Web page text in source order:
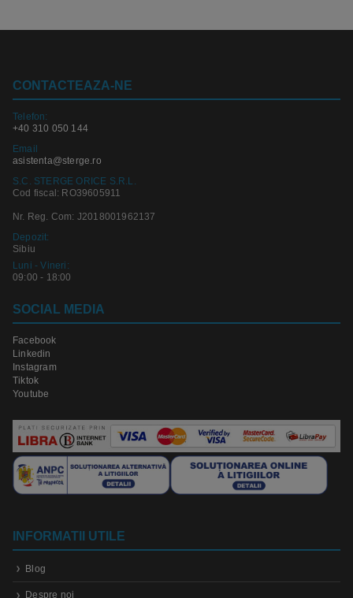
CONTACTEAZA-NE
Telefon:
+40 310 050 144
Email
asistenta@sterge.ro
S.C. STERGE ORICE S.R.L.
Cod fiscal: RO39605911
Nr. Reg. Com: J2018001962137
Depozit:
Sibiu
Luni - Vineri:
09:00 - 18:00
SOCIAL MEDIA
Facebook
Linkedin
Instagram
Tiktok
Youtube
INFORMATII UTILE
Blog
Despre noi